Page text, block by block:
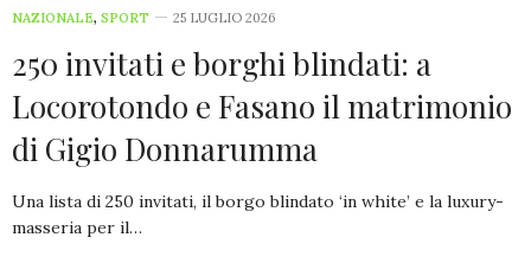
NAZIONALE, SPORT 25 LUGLIO 2026
250 invitati e borghi blindati: a
Locorotondo e Fasano il matrimonio
di Gigio Donnarumma
Una lista di 250 invitati, il borgo blindato ‘in white’ e la luxury-
masseria per il…